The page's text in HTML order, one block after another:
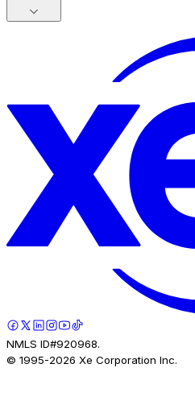
NMLS ID#920968.
© 1995-2026 Xe Corporation Inc.